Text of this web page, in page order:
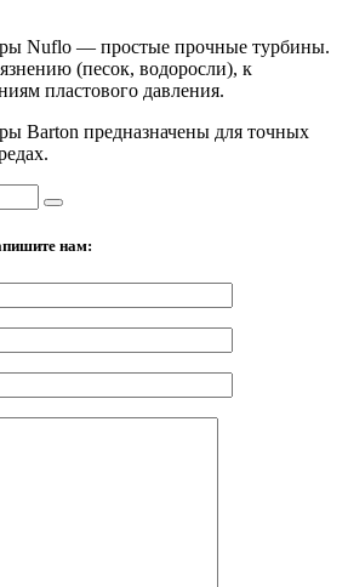
Nuflo — простые прочные турбины.
(песок, водоросли), к
пластового давления.
Barton предназначены для точных
нам: